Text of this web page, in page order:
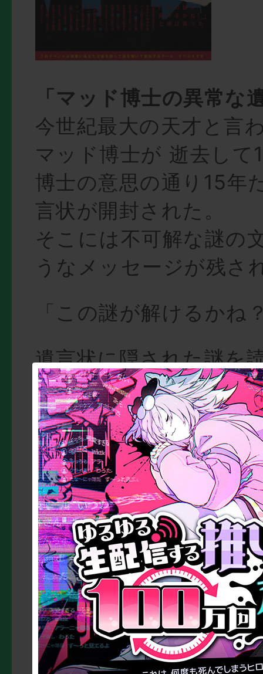
「マッド博士の異常な
今世紀最大の天才と言
マッド博士が 逝去して
博士の意思の通り15年
言状が開封された。
そこには不可解な謎の
うなメッセージが残さ
「この謎が解けるかね
遺言状に隠された謎を
マッド博士が読み解い
にたどり着ける。
あなたは、今世紀最大
の挑戦に打ち勝つこと
うか？
12/16～アジトオブス
天神にて開催！
http://realdgame.jp/
iece_mad.html/